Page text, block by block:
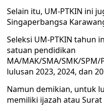
Selain itu, UM-PTKIN ini
Singaperbangsa
Seleksi UM-PTKIN tahun
satuan pendidikan
MA/MAK/SMA/SMK/SPM/
lulusan 2023, 2024, dan
Namun demikian, untuk
memiliki ijazah atau Surat